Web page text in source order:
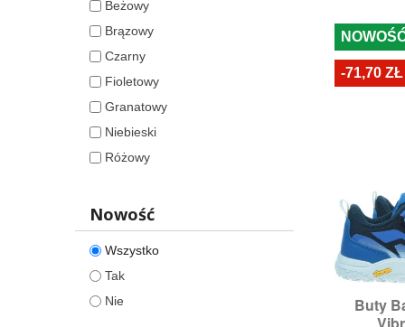
36
37
39
Beżowy
Brązowy
Czarny
Fioletowy
Granatowy
Niebieski
Różowy
Nowość
Wszystko
Tak
Nie
Buty

-71,70 ZŁ